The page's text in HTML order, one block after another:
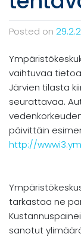
Posted on
vaihtuvaa
Järvien tilasta
seurattavaa.
päivittäin
http://
tarkastaa ne
sanotut